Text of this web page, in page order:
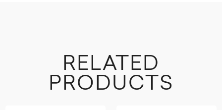
RELATED
PRODUCTS